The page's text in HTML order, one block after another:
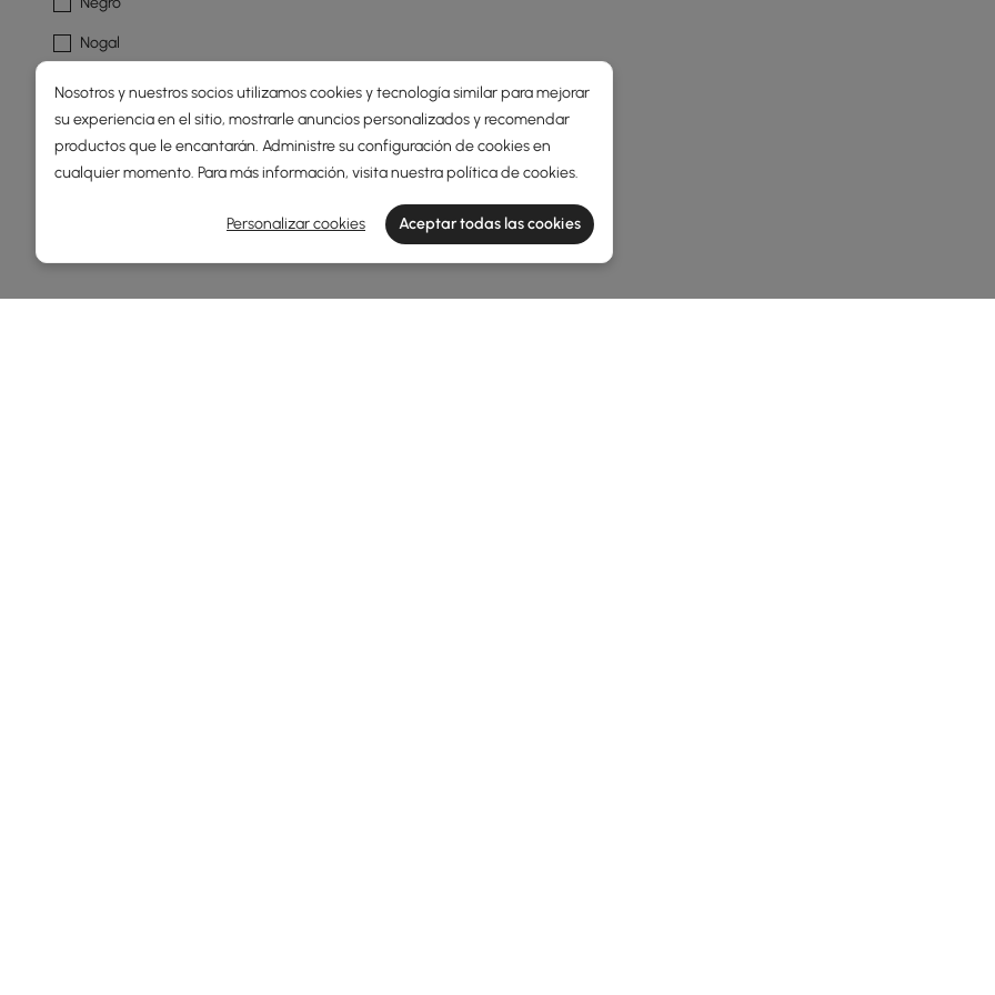
Nogal
Encubrimiento
Natural
Ver más
Products in the current category have been updated to show the latest 11 items
Nosotros y nuestros socios utilizamos cookies y tecnología similar para mejorar
su experiencia en el sitio, mostrarle anuncios personalizados y recomendar
productos que le encantarán. Administre su configuración de cookies en
cualquier momento. Para más información, visita nuestrapolítica de cookies.
Personalizar cookies Aceptar todas las cookies